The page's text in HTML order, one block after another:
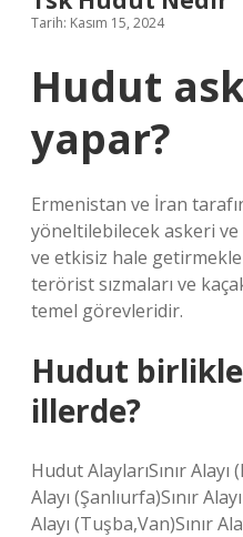
Tarih: Kasım 15, 2024
Hudut
yapar?
Ermenistan ve İran
yöneltilebilecek askeri
ve etkisiz hale
terörist sızmaları ve
temel görevleridir.
Hudut
illerde?
Hudut AlaylarıSınır Alayı
Alayı (Şanlıurfa)Sınır
Alayı (Tuşba,Van)Sınır